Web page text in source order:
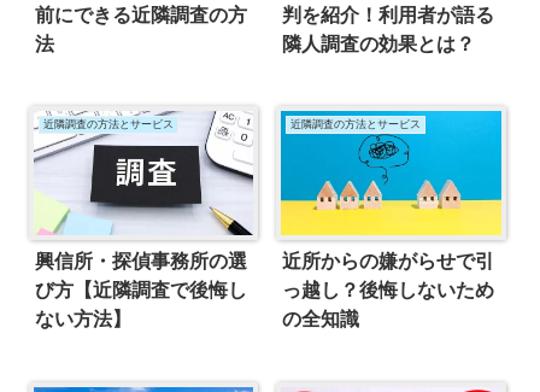
前にできる近隣調査の方
法
判を紹介！利用者が語る
隣人調査の効果とは？
近隣調査の方法とサービス
興信所・探偵事務所の選
び方【近隣調査で後悔し
ない方法】
近隣調査の方法とサービス
近所からの嫌がらせで引
っ越し？後悔しないため
の全知識